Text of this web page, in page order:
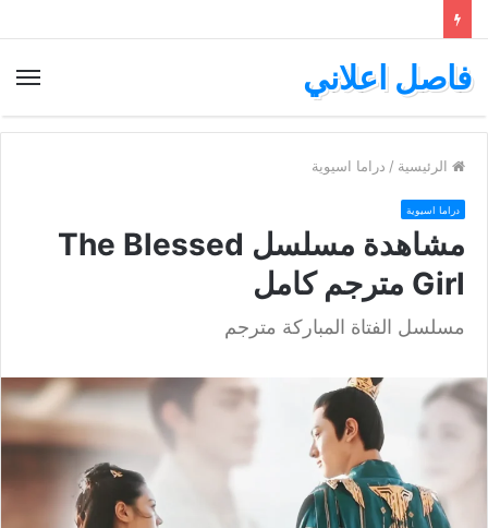
فاصل اعلاني
الرئيسية / دراما اسيوية
دراما اسيوية
مشاهدة مسلسل The Blessed
Girl مترجم كامل
مسلسل الفتاة المباركة مترجم